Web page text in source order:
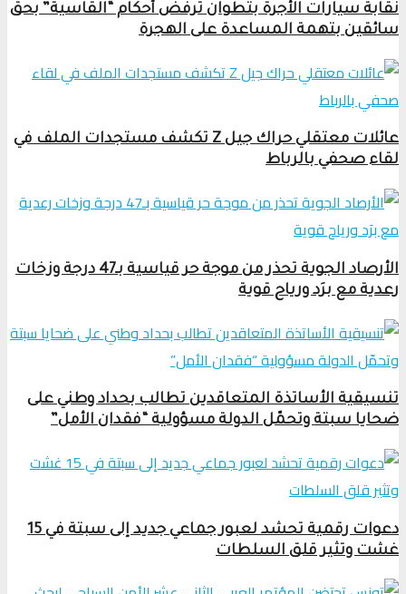
نقابة سيارات الأجرة بتطوان ترفض أحكام “القاسية” بحق
سائقين بتهمة المساعدة على الهجرة
عائلات معتقلي حراك جيل Z تكشف مستجدات الملف في
لقاء صحفي بالرباط
الأرصاد الجوية تحذر من موجة حر قياسية بـ47 درجة وزخات
رعدية مع برَد ورياح قوية
تنسيقية الأساتذة المتعاقدين تطالب بحداد وطني على
ضحايا سبتة وتحمّل الدولة مسؤولية “فقدان الأمل”
دعوات رقمية تحشد لعبور جماعي جديد إلى سبتة في 15
غشت وتثير قلق السلطات